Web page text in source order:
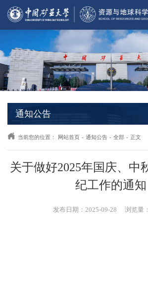
通知公告
当前您的位置： 网站首页 - 通知公告 - 全部 - 正文
关于做好2025年国庆、中
纪工作的通知
发布日期：2025-09-28 浏览量：